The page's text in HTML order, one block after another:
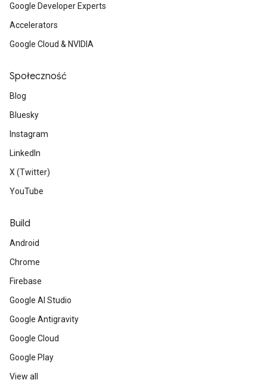
Google Developer Experts
Accelerators
Google Cloud & NVIDIA
Społeczność
Blog
Bluesky
Instagram
LinkedIn
X (Twitter)
YouTube
Build
Android
Chrome
Firebase
Google AI Studio
Google Antigravity
Google Cloud
Google Play
View all